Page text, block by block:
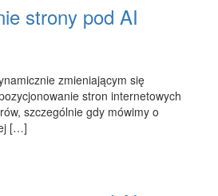
strony pod AI
zmieniającym się
stron internetowych
szczególnie gdy mówimy o
[…]